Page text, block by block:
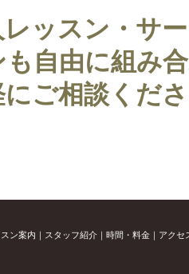
ッスン・サ
も自由に組み
にご相談くだ
ン案内 ｜ スタッフ紹介 ｜ 時間・料金 ｜ アクセ